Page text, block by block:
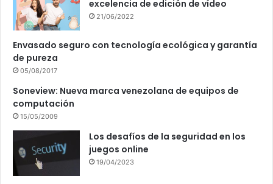
excelencia de edición de vídeo
21/06/2022
Envasado seguro con tecnología ecológica y garantía
de pureza
05/08/2017
Soneview: Nueva marca venezolana de equipos de
computación
15/05/2009
Los desafíos de la seguridad en los
juegos online
19/04/2023